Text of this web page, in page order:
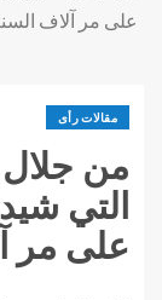
على مر آلاف
مقالات رأى
من جلال
التي
على مر